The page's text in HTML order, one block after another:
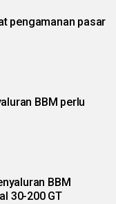
pengamanan pasar
BBM perlu
BBM
30-200 GT